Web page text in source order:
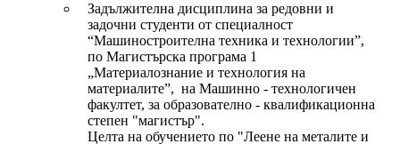
Задължителна дисциплина за редовни и
задочни студенти от специалност
“Машиностроителна техника и технологии”,
по Магистърска програма 1
„Материалознание и технология на
материалите”, на Машинно - технологичен
факултет, за образователно - квалификационна
степен "магистър".
Целта на обучението по "Леене на металите и